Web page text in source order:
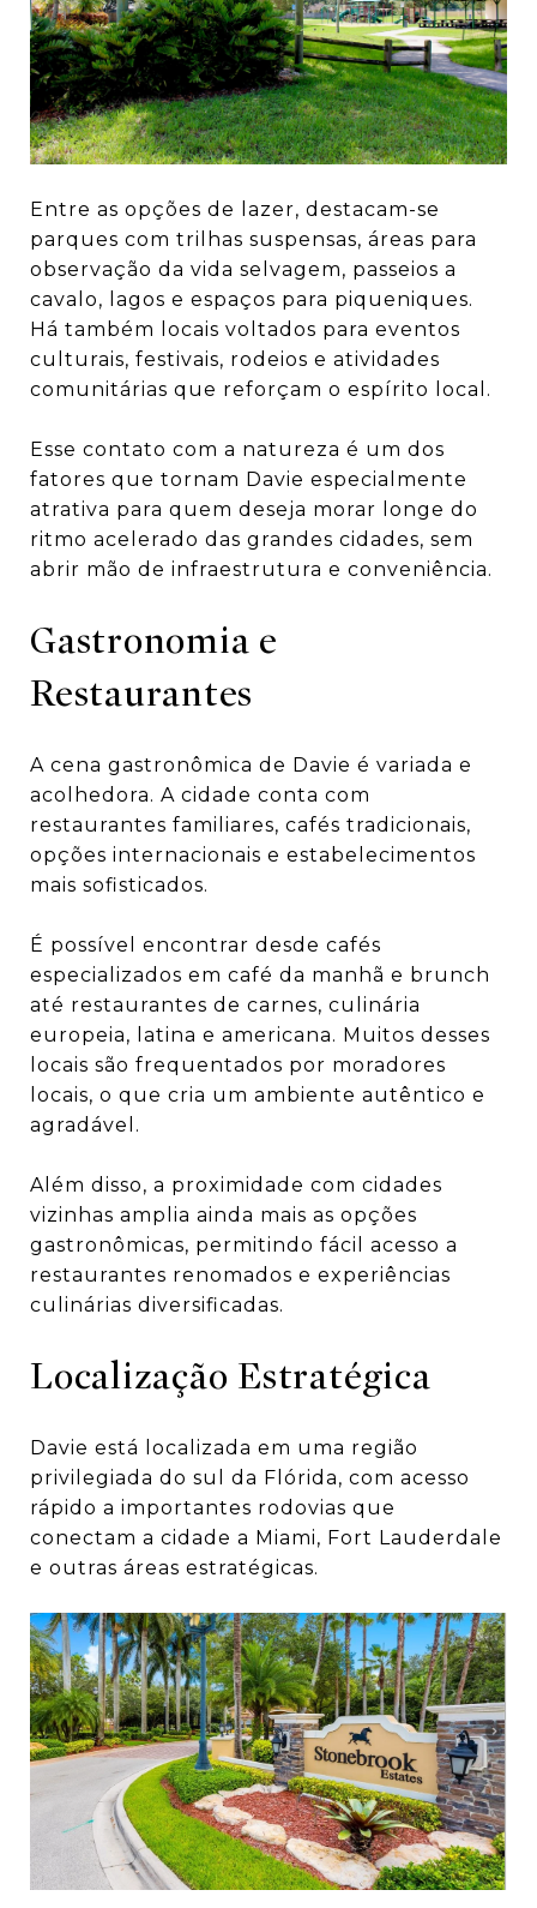
Entre as opções de lazer, destacam-se
parques com trilhas suspensas, áreas para
observação da vida selvagem, passeios a
cavalo, lagos e espaços para piqueniques.
Há também locais voltados para eventos
culturais, festivais, rodeios e atividades
comunitárias que reforçam o espírito local.
Esse contato com a natureza é um dos
fatores que tornam Davie especialmente
atrativa para quem deseja morar longe do
ritmo acelerado das grandes cidades, sem
abrir mão de infraestrutura e conveniência.
Gastronomia e
Restaurantes
A cena gastronômica de Davie é variada e
acolhedora. A cidade conta com
restaurantes familiares, cafés tradicionais,
opções internacionais e estabelecimentos
mais sofisticados.
É possível encontrar desde cafés
especializados em café da manhã e brunch
até restaurantes de carnes, culinária
europeia, latina e americana. Muitos desses
locais são frequentados por moradores
locais, o que cria um ambiente autêntico e
agradável.
Além disso, a proximidade com cidades
vizinhas amplia ainda mais as opções
gastronômicas, permitindo fácil acesso a
restaurantes renomados e experiências
culinárias diversificadas.
Localização Estratégica
Davie está localizada em uma região
privilegiada do sul da Flórida, com acesso
rápido a importantes rodovias que
conectam a cidade a Miami, Fort Lauderdale
e outras áreas estratégicas.